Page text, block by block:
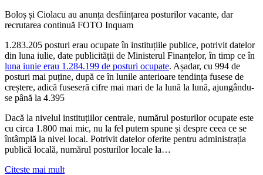
Boloș și Ciolacu au anunța desființarea posturilor vacante, dar
recrutarea continuă FOTO Inquam
1.283.205 posturi erau ocupate în instituțiile publice, potrivit datelor
din luna iulie, date publicității de Ministerul Finanțelor, în timp ce în
luna iunie erau 1.284.199 de posturi ocupate. Așadar, cu 994 de
posturi mai puține, după ce în lunile anterioare tendința fusese de
creștere, adică fuseseră cifre mai mari de la lună la lună, ajungându-
se până la 4.395
Dacă la nivelul instituțiilor centrale, numărul posturilor ocupate este
cu circa 1.800 mai mic, nu la fel putem spune și despre ceea ce se
întâmplă la nivel local. Potrivit datelor oferite pentru administrația
publică locală, numărul posturilor locale la…
Citeste mai mult